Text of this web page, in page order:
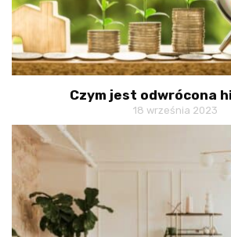
Czym jest odwrócona
18 września 2023